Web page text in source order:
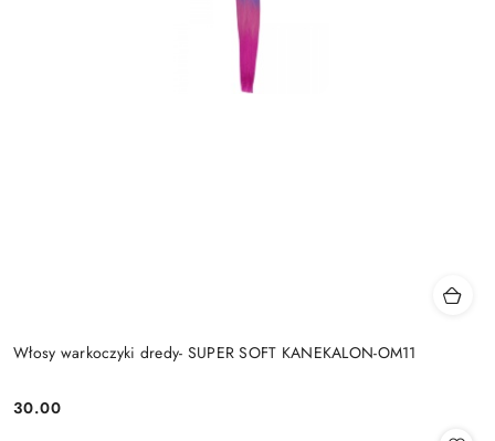
Włosy warkoczyki dredy- SUPER SOFT KANEKALON-OM11
Cena:
30.00